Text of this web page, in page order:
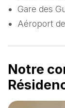
Gare des
Aéroport
Notre